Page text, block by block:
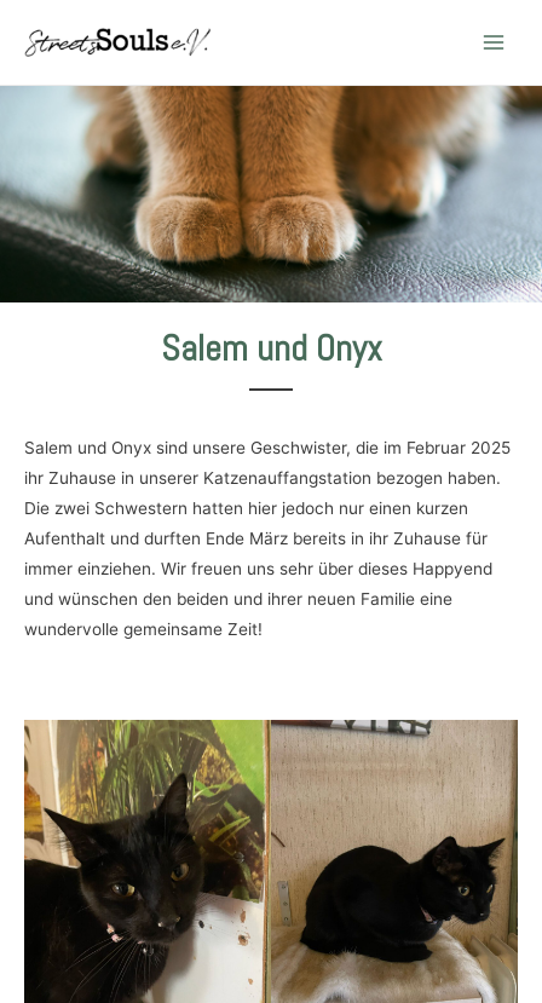
Salem und Onyx
Salem und Onyx sind unsere Geschwister, die im Februar 2025
ihr Zuhause in unserer Katzenauffangstation bezogen haben.
Die zwei Schwestern hatten hier jedoch nur einen kurzen
Aufenthalt und durften Ende März bereits in ihr Zuhause für
immer einziehen. Wir freuen uns sehr über dieses Happyend
und wünschen den beiden und ihrer neuen Familie eine
wundervolle gemeinsame Zeit!